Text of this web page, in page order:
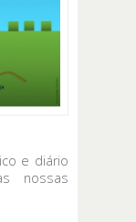
e diário
nossas